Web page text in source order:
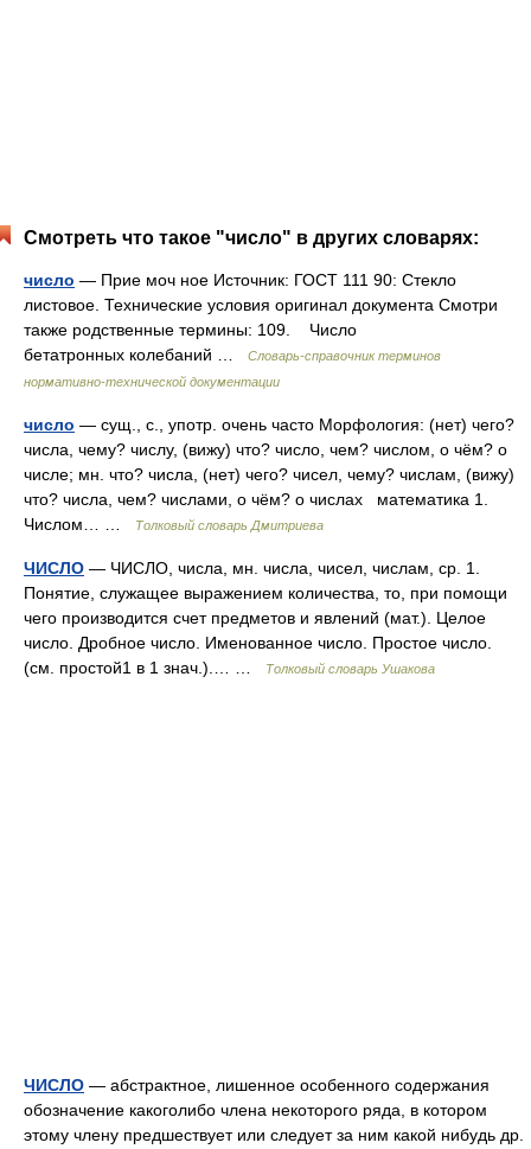
Смотреть что такое "число" в других словарях:
число — Прие моч ное Источник: ГОСТ 111 90: Стекло
листовое. Технические условия оригинал документа Смотри
также родственные термины: 109. Число
бетатронных колебаний …
Словарь-справочник терминов
нормативно-технической документации
число — сущ., с., употр. очень часто Морфология: (нет) чего?
числа, чему? числу, (вижу) что? число, чем? числом, о чём? о
числе; мн. что? числа, (нет) чего? чисел, чему? числам, (вижу)
что? числа, чем? числами, о чём? о числах математика 1.
Числом… …
Толковый словарь Дмитриева
ЧИСЛО — ЧИСЛО, числа, мн. числа, чисел, числам, ср. 1.
Понятие, служащее выражением количества, то, при помощи
чего производится счет предметов и явлений (мат.). Целое
число. Дробное число. Именованное число. Простое число.
(см. простой1 в 1 знач.).… …
Толковый словарь Ушакова
ЧИСЛО — абстрактное, лишенное особенного содержания
обозначение какоголибо члена некоторого ряда, в котором
этому члену предшествует или следует за ним какой нибудь др.